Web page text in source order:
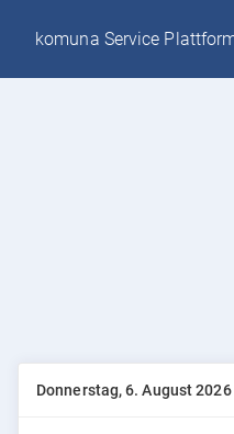
komuna Service
Donnerstag, 6. August 2026